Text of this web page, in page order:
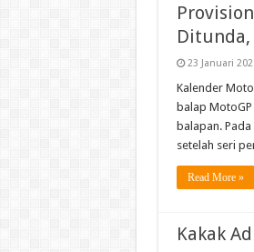
Ditunda,
23 Januari
Kalender
balap
balapan.
setelah seri
Read More »
Kakak